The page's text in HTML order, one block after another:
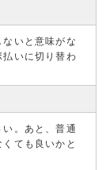
いと意味がな
いに切り替わ
。あと、普通
ても良いかと